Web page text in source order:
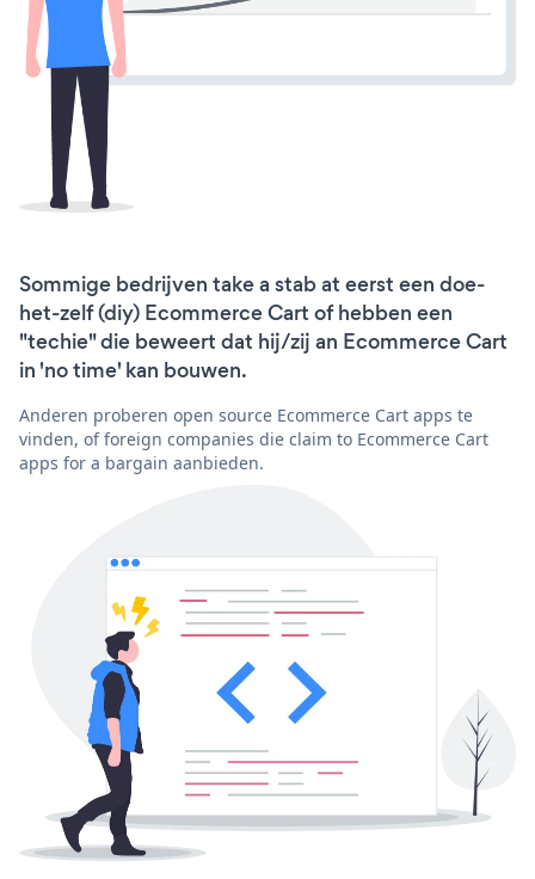
Sommige bedrijven take a stab at eerst een doe-
het-zelf (diy) Ecommerce Cart of hebben een
"techie" die beweert dat hij/zij an Ecommerce Cart
in 'no time' kan bouwen.
Anderen proberen open source Ecommerce Cart apps te
vinden, of foreign companies die claim to Ecommerce Cart
apps for a bargain aanbieden.